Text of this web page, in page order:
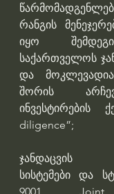
რანგის
იყო
საქართველოს
და
შორის
ინვესტირების
diligence”;
ჯანდაცვის
სისტემები და
9001, Joint